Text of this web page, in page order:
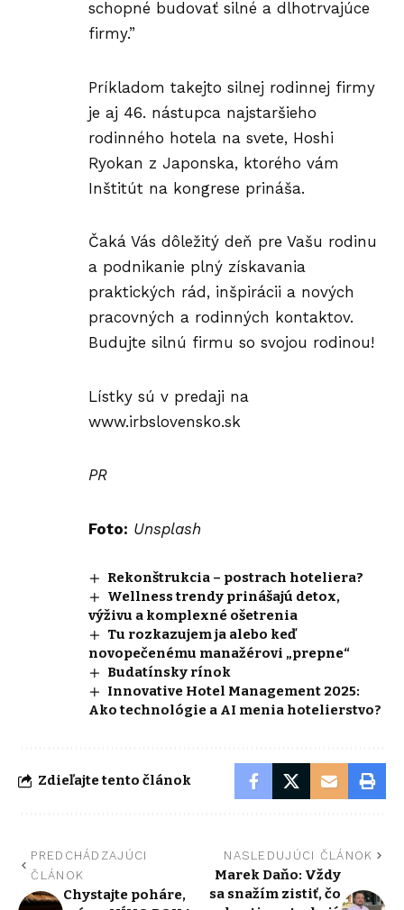
schopné budovať silné a dlhotrvajúce
firmy.”
Príkladom takejto silnej rodinnej firmy
je aj 46. nástupca najstaršieho
rodinného hotela na svete, Hoshi
Ryokan z Japonska, ktorého vám
Inštitút na kongrese prináša.
Čaká Vás dôležitý deň pre Vašu rodinu
a podnikanie plný získavania
praktických rád, inšpirácii a nových
pracovných a rodinných kontaktov.
Budujte silnú firmu so svojou rodinou!
Lístky sú v predaji na
www.irbslovensko.sk
PR
Foto: Unsplash
Rekonštrukcia – postrach hoteliera?
Wellness trendy prinášajú detox,
výživu a komplexné ošetrenia
Tu rozkazujem ja alebo keď
novopečenému manažérovi „prepne“
Budatínsky rínok
Innovative Hotel Management 2025:
Ako technológie a AI menia hotelierstvo?
Zdieľajte tento článok
PREDCHÁDZAJÚCI
ČLÁNOK
Chystajte poháre,
NASLEDUJÚCI ČLÁNOK
Marek Daňo: Vždy
sa snažím zistiť, čo